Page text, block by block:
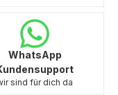
WhatsApp
sind für dich da